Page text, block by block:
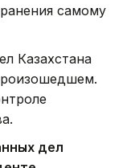
самому
Казахстана
дел